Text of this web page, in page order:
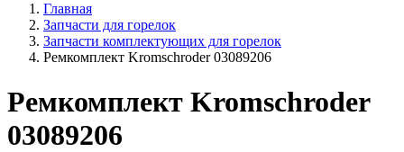
Главная
Запчасти для горелок
Запчасти комплектующих для горелок
Ремкомплект Kromschroder 03089206
Ремкомплект Kromschroder
03089206